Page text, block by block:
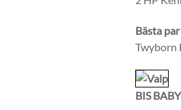
Bästa par
Twyborn
BIS BABY